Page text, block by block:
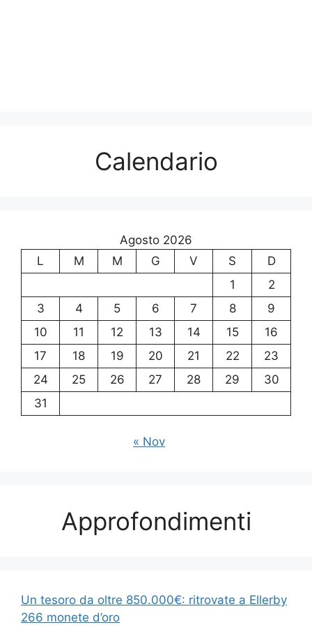
Calendario
Agosto 2026
L
M M G V S
D
1
2
3
4 5 6 7 8
9
10
11 12 13 14 15
16
17
18 19 20 21 22
23
24
25 26 27 28 29
30
31
« Nov
Approfondimenti
Un tesoro da oltre 850.000€: ritrovate a Ellerby
266 monete d’oro